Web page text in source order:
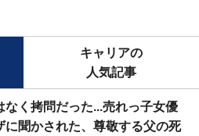
キャリアの
人気記事
なく拷問だった...売れっ子女優
に聞かされた、尊敬する父の死